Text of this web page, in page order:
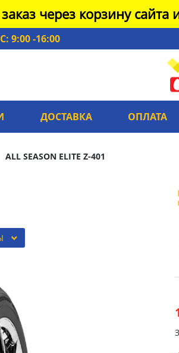
через корзину сайта
9:00 -16:00
ДОСТАВКА ОПЛАТА
ALL SEASON ELITE Z-401